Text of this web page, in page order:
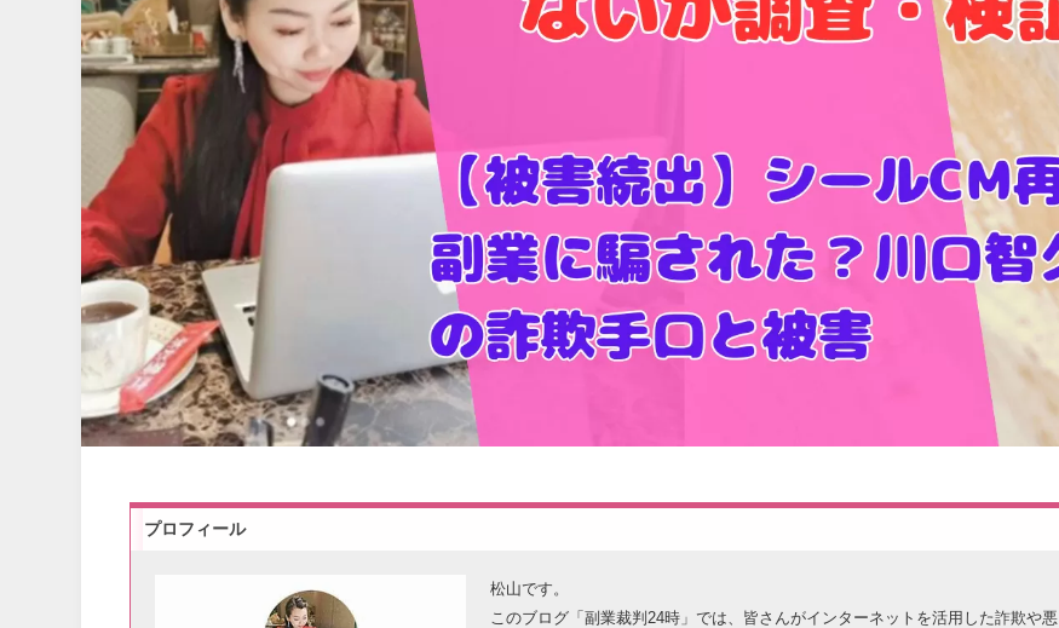
プロフィール
松山です。
このブログ「副業裁判24時」では、皆さんがインターネットを活用した詐欺や悪